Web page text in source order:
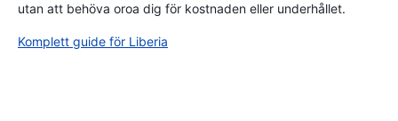
utan att behöva oroa dig för kostnaden eller underhållet.
Komplett guide för Liberia